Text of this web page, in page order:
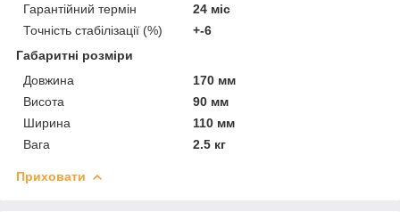
Гарантійний термін
24 міс
Точність стабілізації (%)
+-6
Габаритні розміри
Довжина
170 мм
Висота
90 мм
Ширина
110 мм
Вага
2.5 кг
Приховати